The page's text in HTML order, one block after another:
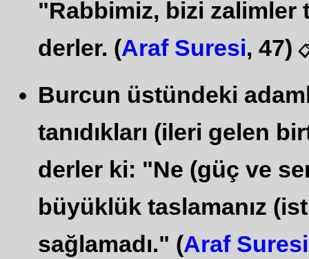
"Rabbimiz, bizi zalimler
derler. (Araf Suresi, 47)
Burcun üstündeki
tanıdıkları (ileri gelen
derler ki: "Ne (güç ve
büyüklük taslamanız
sağlamadı." (Araf Suresi